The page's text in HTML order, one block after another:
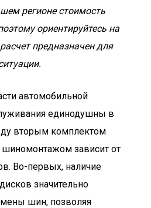
регионе стоимость
ориентируйтесь на
предназначен для
автомобильной
единодушны в
вторым комплектом
зависит от
Во-первых, наличие
значительно
шин, позволяя